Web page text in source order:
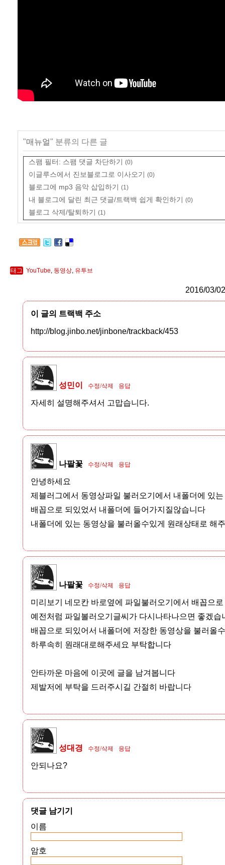
"매뉴얼" 분류의 다른 글
스팸 필터: 스팸 댓글 차단하기 (0)
이글루스에서 진보블로그로 이사오기 (0)
블로그에 mp3 음악 삽입하기 (1)
내 블로그에 달린 최근 댓글/트랙백 쉽게 확인하기 (0)
블로그 삭제/탈퇴하기 (1)
태그 YouTube, 동영상, 유투브
2016/03/
이 글의 트랙백 주소
http://blog.jinbo.net/jinbone/trackback/453
성민이 수정/삭제 응답
자세히 설명해주셔서 고맙습니다.
나팔꽃 수정/삭제 응답
안녕하세요
제블러그에서 동영상파일 불러오기에서 내폴더에 있
배꼽으로 되있었서 내폴더에 들어가지질않습니다
내폴더에 있는 동영상을 불러올수있게 원래상태로 해
나팔꽃 수정/삭제 응답
미리보기 네모칸 바로옆에 파일불러오기에서 배꼽으
예전처럼 파일볼러오기글씨가 다시나타나으면 좋겠습
배꼽으로 되있어서 내폴더에 저장한 동영상을 불러올
하루속히 원래대로해주세요 부탁합니다
안타까운 마음에 이곳에 글을 남겨봅니다
제발저에 부탁을 드러주시길 간절히 바랍니다
성대경 수정/삭제 응답
안되나요?
댓글 남기기
이름
암호